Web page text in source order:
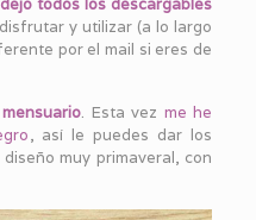
todos los descargables
y utilizar (a lo largo
por el mail si eres de
. Esta vez me he
, así le puedes dar los
muy primaveral, con